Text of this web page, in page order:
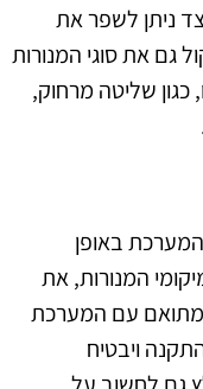
ניתן לשפר את
גם את סוגי המנורות
כגון שליטה מרחוק,
באופן
המנורות, את
מתואם עם המערכת
ויבטיח